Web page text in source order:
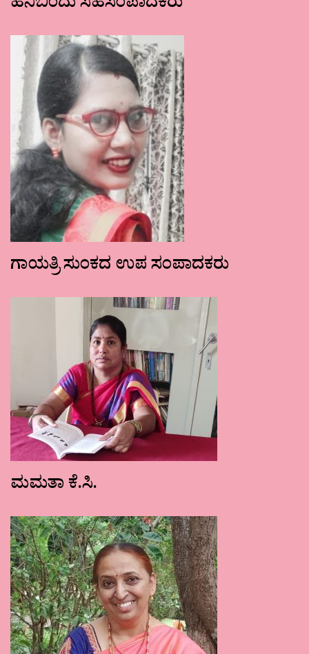
ಗಾಯತ್ರಿ ಸುಂಕದ ಉಪ ಸಂಪಾದಕರು
ಮಮತಾ ಕೆ.ಸಿ.